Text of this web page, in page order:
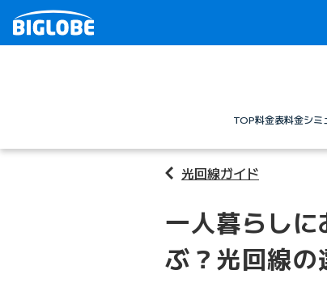
TOP料金表料金シミ
光回線ガイド
一人暮らし
ぶ？光回線